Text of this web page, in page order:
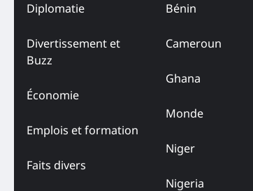
Diplomatie
Divertissement et
Buzz
Économie
Emplois et formation
Faits divers
Bénin
Cameroun
Ghana
Monde
Niger
Nigeria